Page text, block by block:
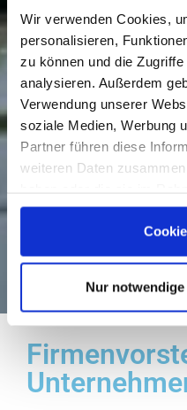
Wir verwenden Cookies,
personalisieren,
zu können und die
analysieren. Außerdem
Verwendung unserer
soziale Medien, Werbung
Partner führen diese
weiteren Daten
gesammelt haben. Sie
Cookies, wenn Sie
Nur